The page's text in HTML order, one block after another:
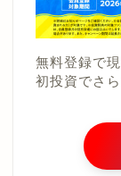
無料登録で
初投資でさ